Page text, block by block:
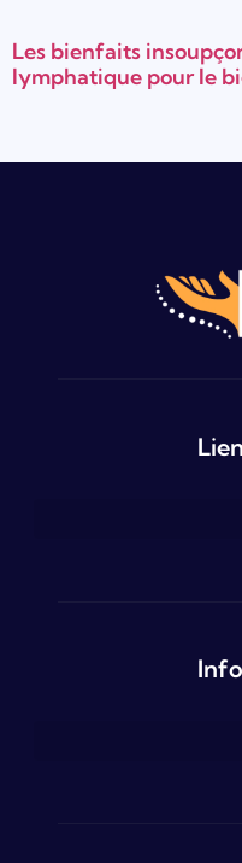
Les bienfaits
lymphatique pour le